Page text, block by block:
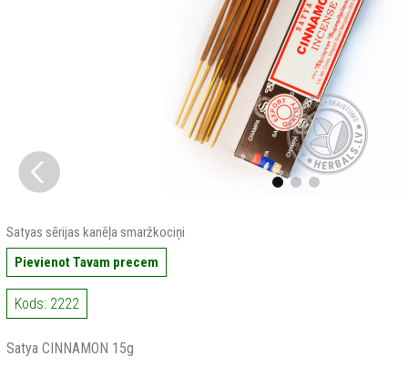
Satyas sērijas kanēļa smaržkociņi
Pievienot Tavam precem
Kods: 2222
Satya CINNAMON 15g